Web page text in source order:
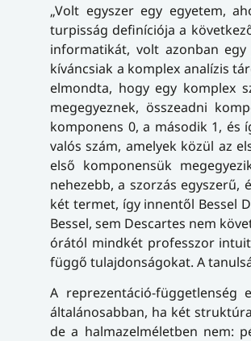
„Volt egyszer egy egyetem,
turpisság definíciója a
informatikát, volt azonban
kíváncsiak a komplex analízis
elmondta, hogy egy komplex
megegyeznek, összeadni
komponens 0, a második 1, és
valós szám, amelyek közül az
első komponensük
nehezebb, a szorzás
két termet, így innentől Bessel
Bessel, sem Descartes nem
órától mindkét professzor
függő tulajdonságokat. A
A reprezentáció-
általánosabban, ha két
de a halmazelméletben nem: